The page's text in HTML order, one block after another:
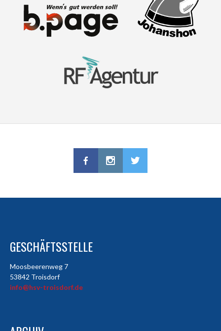
GESCHÄFTSSTELLE
Moosbeerenweg 7
53842 Troisdorf
info@hsv-troisdorf.de